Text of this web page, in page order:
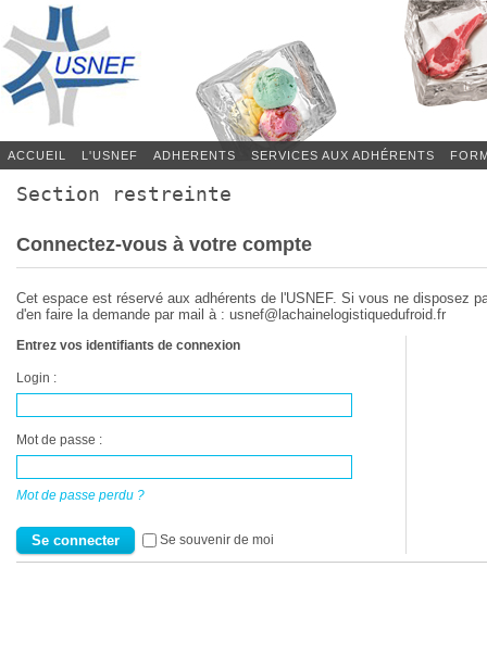
ACCUEIL L'USNEF ADHERENTS SERVICES AUX ADHÉRENTS
Section restreinte
Connectez-vous à votre compte
Cet espace est réservé aux adhérents de l'USNEF. Si vous ne disposez
d'en faire la demande par mail à : usnef@lachainelogistiquedufroid.fr
Entrez vos identifiants de connexion
Login :
Mot de passe :
Mot de passe perdu ?
Se souvenir de moi